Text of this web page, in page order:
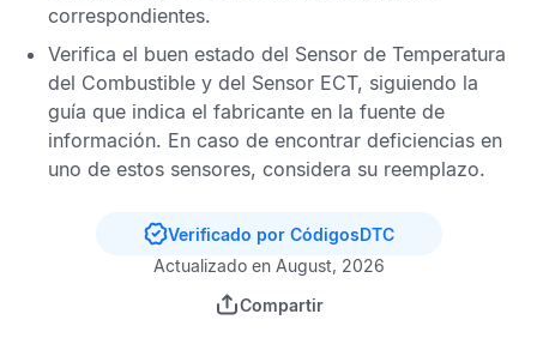
correspondientes.
Verifica el buen estado del Sensor de Temperatura
del Combustible y del Sensor ECT, siguiendo la
guía que indica el fabricante en la fuente de
información. En caso de encontrar deficiencias en
uno de estos sensores, considera su reemplazo.
Verificado por CódigosDTC
Actualizado en August, 2026
Compartir